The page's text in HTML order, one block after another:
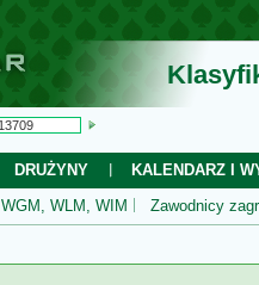
DRUŻYNY
KALENDARZ I
WGM, WLM, WIM Zawodnicy